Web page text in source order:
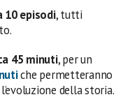
10 episodi, tutti
45 minuti, per un
che permetteranno
della storia.